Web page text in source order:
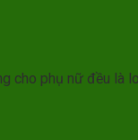
cho phụ nữ đều